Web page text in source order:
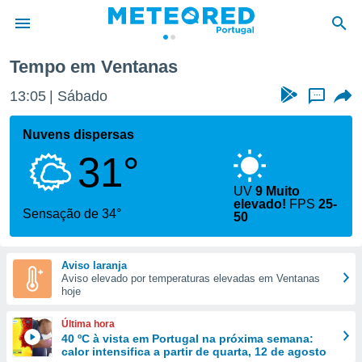
da
foi
fornecidas
a este
das
e
forma
digital
Tempo em Ventanas
13:05 Sábado ...
Nuvens dispersas
31°
Sensação de 34°
UV9 Muito
elevado! FPS25-
50
Aviso laranja
Aviso elevado por temperaturas elevadas em Ventanas
hoje
Última hora
40 ºC à vista em Portugal na próxima semana:
calor intensifica a partir de quarta, 12 de agosto